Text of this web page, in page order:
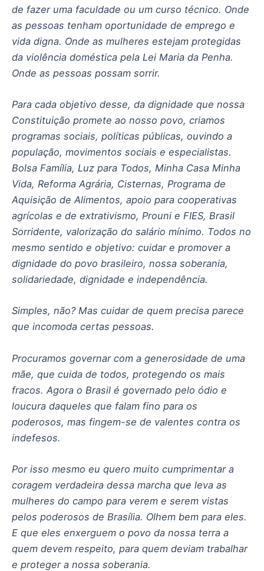
de fazer uma faculdade ou um curso técnico. Onde
as pessoas tenham oportunidade de emprego e
vida digna. Onde as mulheres estejam protegidas
da violência doméstica pela Lei Maria da Penha.
Onde as pessoas possam sorrir.
Para cada objetivo desse, da dignidade que nossa
Constituição promete ao nosso povo, criamos
programas sociais, políticas públicas, ouvindo a
população, movimentos sociais e especialistas.
Bolsa Família, Luz para Todos, Minha Casa Minha
Vida, Reforma Agrária, Cisternas, Programa de
Aquisição de Alimentos, apoio para cooperativas
agrícolas e de extrativismo, Prouni e FIES, Brasil
Sorridente, valorização do salário mínimo. Todos no
mesmo sentido e objetivo: cuidar e promover a
dignidade do povo brasileiro, nossa soberania,
solidariedade, dignidade e independência.
Simples, não? Mas cuidar de quem precisa parece
que incomoda certas pessoas.
Procuramos governar com a generosidade de uma
mãe, que cuida de todos, protegendo os mais
fracos. Agora o Brasil é governado pelo ódio e
loucura daqueles que falam fino para os
poderosos, mas fingem-se de valentes contra os
indefesos.
Por isso mesmo eu quero muito cumprimentar a
coragem verdadeira dessa marcha que leva as
mulheres do campo para verem e serem vistas
pelos poderosos de Brasília. Olhem bem para eles.
E que eles enxerguem o povo da nossa terra a
quem devem respeito, para quem deviam trabalhar
e proteger a nossa soberania.